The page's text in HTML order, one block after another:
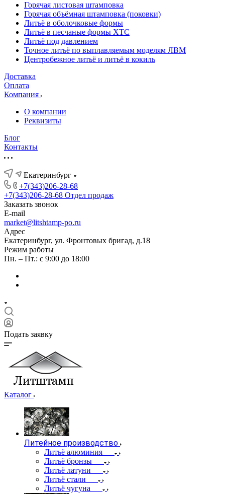
Горячая листовая штамповка
Горячая объёмная штамповка (поковки)
Литьё в оболочковые формы
Литьё в песчаные формы ХТС
Литьё под давлением
Точное литьё по выплавляемым моделям ЛВМ
Центробежное литьё и литьё в кокиль
Доставка
Оплата
Компания
О компании
Реквизиты
Блог
Контакты
Екатеринбург
+7(343)206-28-68
+7(343)206-28-68 Отдел продаж
Заказать звонок
E-mail
market@litshtamp-po.ru
Адрес
Екатеринбург, ул. Фронтовых бригад, д.18
Режим работы
Пн. – Пт.: с 9:00 до 18:00
Подать заявку
Каталог
Литейное производство
Литьё алюминия
Литьё бронзы
Литьё латуни
Литьё стали
Литьё чугуна